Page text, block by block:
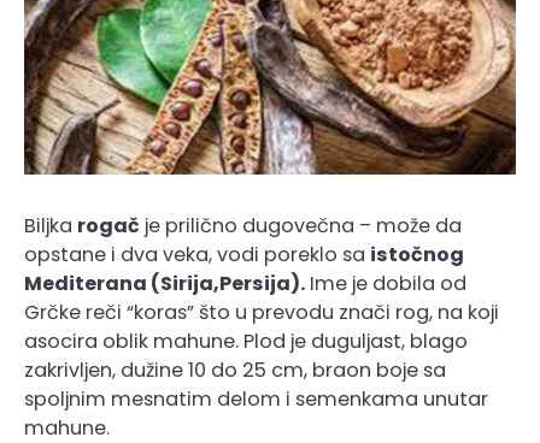
Biljka rogač je prilično dugovečna – može da
opstane i dva veka, vodi poreklo sa istočnog
Mediterana (Sirija,Persija). Ime je dobila od
Grčke reči “koras” što u prevodu znači rog, na koji
asocira oblik mahune. Plod je duguljast, blago
zakrivljen, dužine 10 do 25 cm, braon boje sa
spoljnim mesnatim delom i semenkama unutar
mahune.